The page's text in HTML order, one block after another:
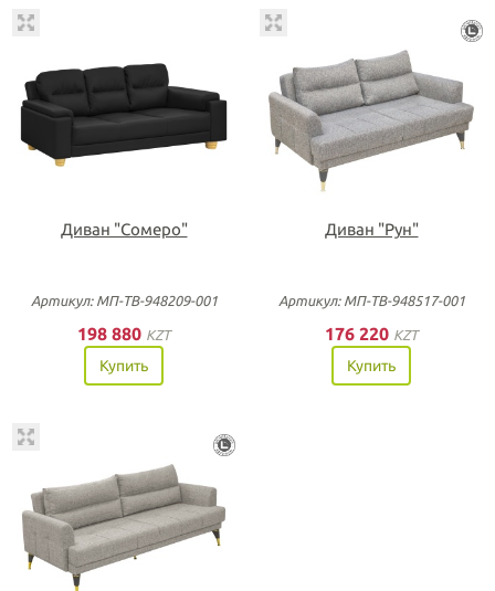
Диван "Сомеро"
Артикул: МП-ТВ-948209-001
198 880 KZT
Купить
Диван "Рун"
Артикул: МП-ТВ-948517-001
176 220 KZT
Купить